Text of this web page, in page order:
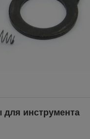
для инструмента